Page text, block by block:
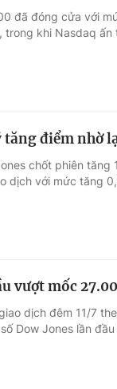
đã đóng cửa với
trong khi Nasdaq
điểm nhờ
chốt phiên
dịch với mức tăng
vượt mốc
dịch đêm 11/7
Dow Jones lần